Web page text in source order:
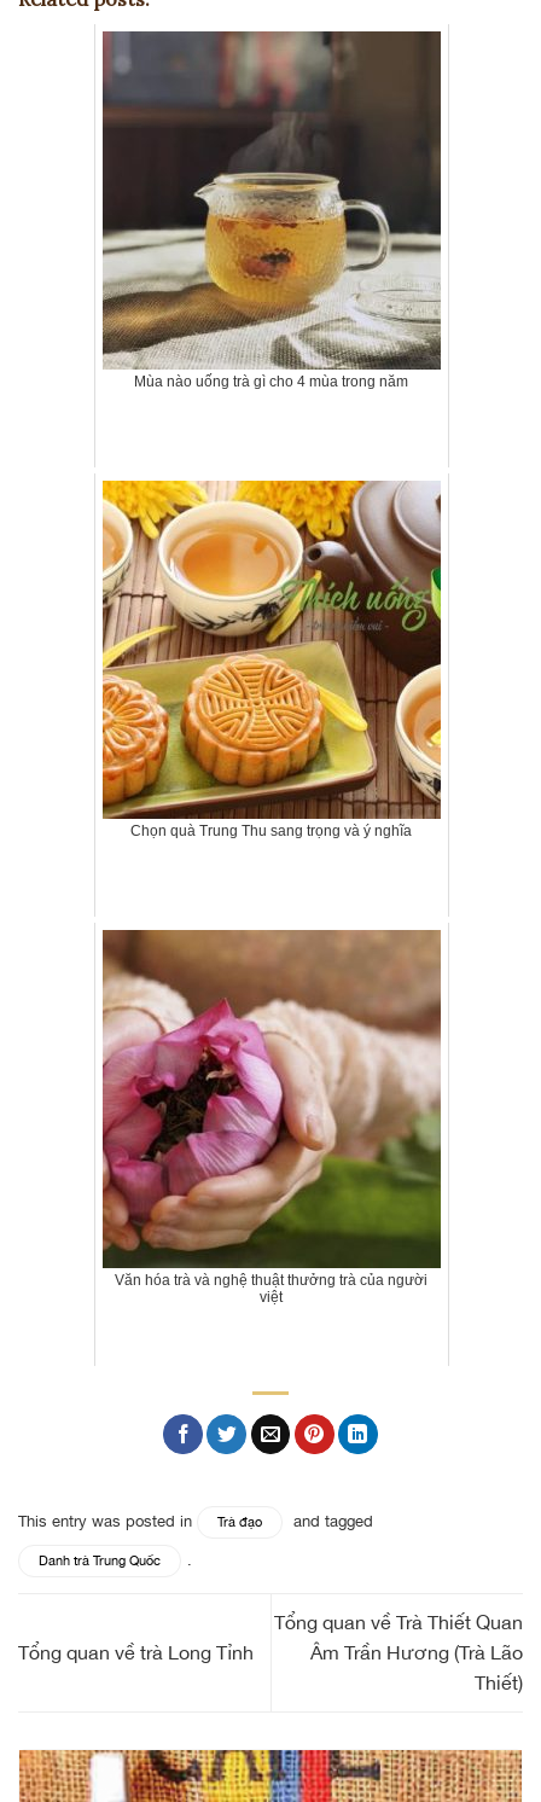
Mùa nào uống trà gì cho 4 mùa trong năm
Chọn quà Trung Thu sang trọng và ý nghĩa
Văn hóa trà và nghệ thuật thưởng trà của người
việt
This entry was posted in Trà đạo and tagged
Danh trà Trung Quốc .
Tổng quan về trà Long Tỉnh
Tổng quan về Trà Thiết Quan
Âm Trần Hương (Trà Lão
Thiết)